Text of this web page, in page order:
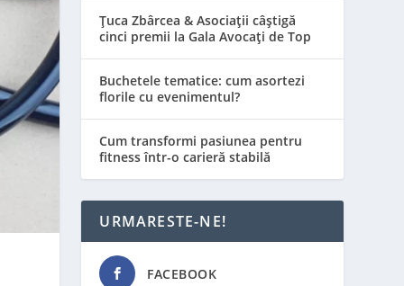
Țuca Zbârcea & Asociații câștigă
cinci premii la Gala Avocați de Top
Buchetele tematice: cum asortezi
florile cu evenimentul?
Cum transformi pasiunea pentru
fitness într-o carieră stabilă
URMARESTE-NE!
FACEBOOK